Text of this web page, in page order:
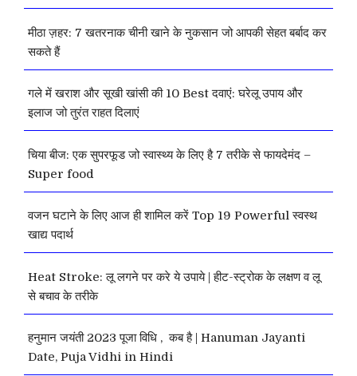
मीठा ज़हर: 7 खतरनाक चीनी खाने के नुकसान जो आपकी सेहत बर्बाद कर
सकते हैं
गले में खराश और सूखी खांसी की 10 Best दवाएं: घरेलू उपाय और
इलाज जो तुरंत राहत दिलाएं
चिया बीज: एक सुपरफूड जो स्वास्थ्य के लिए है 7 तरीके से फायदेमंद –
Super food
वजन घटाने के लिए आज ही शामिल करें Top 19 Powerful स्वस्थ
खाद्य पदार्थ
Heat Stroke: लू लगने पर करे ये उपाये | हीट-स्ट्रोक के लक्षण व लू
से बचाव के तरीके
हनुमान जयंती 2023 पूजा विधि , कब है | Hanuman Jayanti
Date, Puja Vidhi in Hindi